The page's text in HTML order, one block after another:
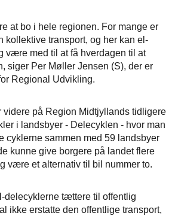
at bo i hele regionen. For mange er
kollektive transport, og her kan el-
være med til at få hverdagen til at
siger Per Møller Jensen (S), der er
Regional Udvikling.
videre på Region Midtjyllands tidligere
i landsbyer - Delecyklen - hvor man
cyklerne sammen med 59 landsbyer
kunne give borgere på landet flere
være et alternativ til bil nummer to.
delecyklerne tættere til offentlig
ikke erstatte den offentlige transport,